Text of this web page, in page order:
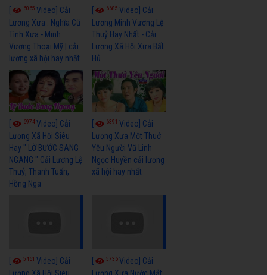
6065 Video] Cải
Lương Xưa : Nghĩa Cũ
Tình Xưa - Minh
Vương Thoại Mỹ | cải
lương xã hội hay nhất
6685Video] Cải
Lương Minh Vương Lệ
Thuỷ Hay Nhất - Cải
Lương Xã Hội Xưa Bất
Hủ
6974Video] Cải
Lương Xã Hội Siêu
Hay " LỠ BƯỚC SANG
NGANG " Cải Lương Lệ
Thuỷ, Thanh Tuấn,
Hồng Nga
6391Video] Cải
Lương Xưa Một Thuở
Yêu Người Vũ Linh
Ngọc Huyền cải lương
xã hội hay nhất
5461 Video] Cải
5736Video] Cải